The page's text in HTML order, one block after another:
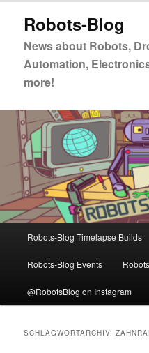
primären
springen
sekundären
springen
Robots-Blog
News about Robots,
Automation,
more!
Robots-Blog Timelapse Builds
Robots-Blog Events
@RobotsBlog on Instagram
SCHLAGWORTARCHIV: